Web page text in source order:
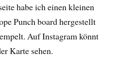
habe ich einen kleinen
Punch board hergestellt
Auf Instagram könnt
Karte sehen.